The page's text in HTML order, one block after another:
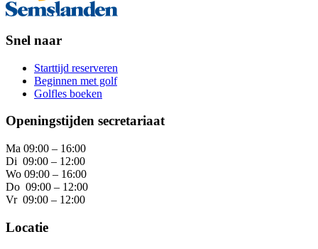
Snel naar
Starttijd reserveren
Beginnen met golf
Golfles boeken
Openingstijden secretariaat
Ma 09:00 – 16:00
Di 09:00 – 12:00
Wo 09:00 – 16:00
Do 09:00 – 12:00
Vr 09:00 – 12:00
Locatie